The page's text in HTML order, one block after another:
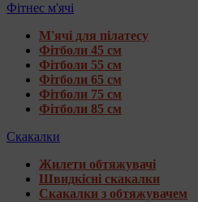
Фітнес м'ячі
М'ячі для пілатесу
Фітболи 45 см
Фітболи 55 см
Фітболи 65 см
Фітболи 75 см
Фітболи 85 см
Скакалки
Жилети обтяжувачі
Швидкісні скакалки
Скакалки з обтяжувачем